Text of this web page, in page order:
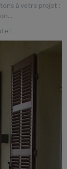
à votre projet :
!